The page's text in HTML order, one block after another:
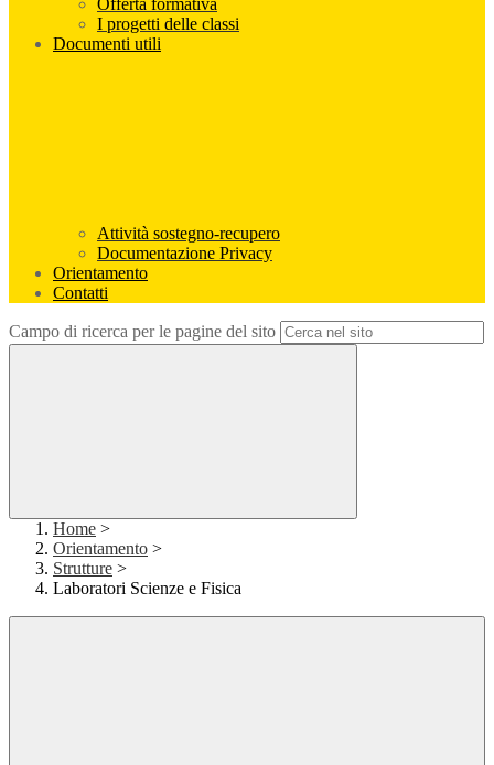
Offerta formativa
I progetti delle classi
Documenti utili
Attività sostegno-recupero
Documentazione Privacy
Orientamento
Contatti
Campo di ricerca per le pagine del sito
Home >
Orientamento >
Strutture >
Laboratori Scienze e Fisica